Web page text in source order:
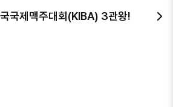
국제맥주대회(KIBA) 3관왕!